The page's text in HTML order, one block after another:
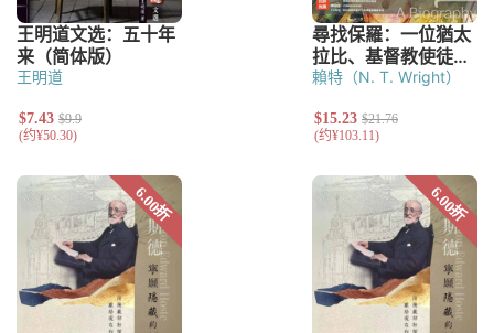
王明道 賴特（N. T. Wright）